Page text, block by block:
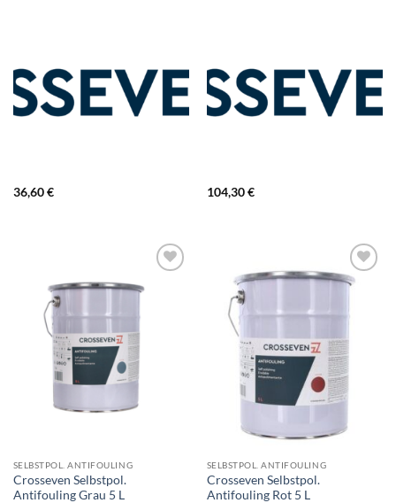
36,60€ 104,30€
SELBSTPOL. ANTIFOULING
Crosseven Selbstpol.
Antifouling Grau 5 L
SELBSTPOL. ANTIFOULING
Crosseven Selbstpol.
Antifouling Rot 5 L